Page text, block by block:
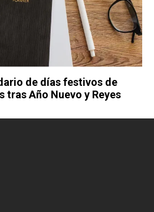
de días festivos de
tras Año Nuevo y Reyes